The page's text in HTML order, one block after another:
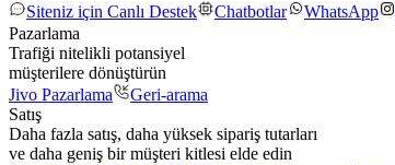
Siteniz için Canlı Destek
Chatbotlar WhatsApp
Pazarlama
Trafiği nitelikli potansiyel
müşterilere dönüştürün
Jivo Pazarlama
Geri-arama
Satış
Daha fazla satış, daha yüksek sipariş tutarları
ve daha geniş bir müşteri kitlesi elde edin